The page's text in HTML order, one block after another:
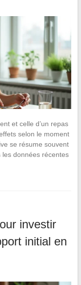
et celle d’un repas
selon le moment
se résume souvent
données récentes
investir
initial en